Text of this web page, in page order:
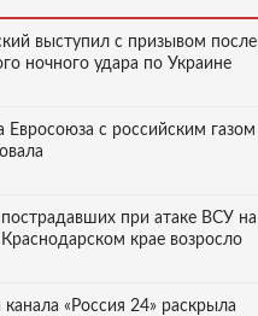
выступил с призывом после
ночного удара по Украине
Евросоюза с российским газом
при атаке ВСУ на
крае возросло
канала «Россия 24» раскрыла